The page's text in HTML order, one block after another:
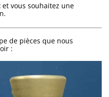
et vous souhaitez une
de pièces que nous
: